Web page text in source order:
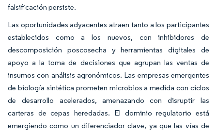
falsificación persiste.
Las oportunidades adyacentes atraen tanto a los participantes
establecidos como a los nuevos, con inhibidores de
descomposición poscosecha y herramientas digitales de
apoyo a la toma de decisiones que agrupan las ventas de
insumos con análisis agronómicos. Las empresas emergentes
de biología sintética prometen microbios a medida con ciclos
de desarrollo acelerados, amenazando con disruptir las
carteras de cepas heredadas. El dominio regulatorio está
emergiendo como un diferenciador clave, ya que las vías de